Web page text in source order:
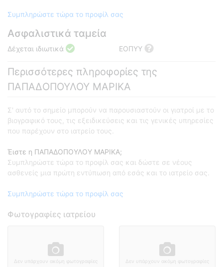
Συμπληρώστε τώρα το προφίλ σας
Ασφαλιστικά ταμεία
Δέχεται ιδιωτικά ΕΟΠΥΥ
Περισσότερες πληροφορίες της
ΠΑΠΑΔΟΠΟΥΛΟΥ ΜΑΡΙΚΑ
Σ' αυτό το σημείο μπορούν να παρουσιαστούν οι γιατροί με το
βιογραφικό τους, τις εξειδικεύσεις και τις γενικές υπηρεσίες
που παρέχουν στο ιατρείο τους.
Έιστε η ΠΑΠΑΔΟΠΟΥΛΟΥ ΜΑΡΙΚΑ;
Συμπληρώστε τώρα το προφίλ σας και δώστε σε νέους
ασθενείς μια πρώτη εντύπωση από εσάς και το ιατρείο σας.
Συμπληρώστε τώρα το προφίλ σας
Φωτογραφίες ιατρείου
Δεν υπάρχουν ακόμη φωτογραφίες Δεν υπάρχουν ακόμη φωτογραφίες